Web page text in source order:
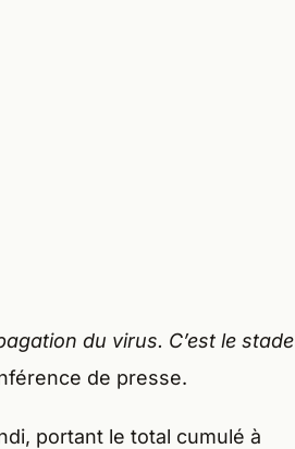
du virus. C’est le stade
de presse.
portant le total cumulé à